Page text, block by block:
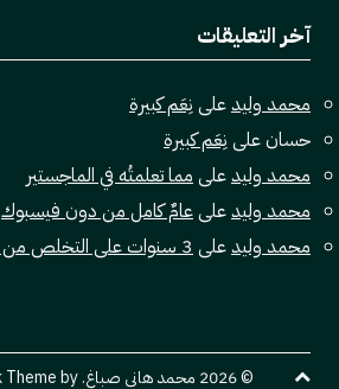
آخر التعليقات
محمد وليدعلىنِعَم كبيرة
حسانعلىنِعَم كبيرة
محمد وليدعلىمما تعلمتُه في الماجستير
محمد وليدعلىعامٌ كامل من دون فيسبوك
محمد وليدعلى3 سنوات على التخلص من فيسبوك
© 2026 محمد هاني صباغ. Stork Theme by